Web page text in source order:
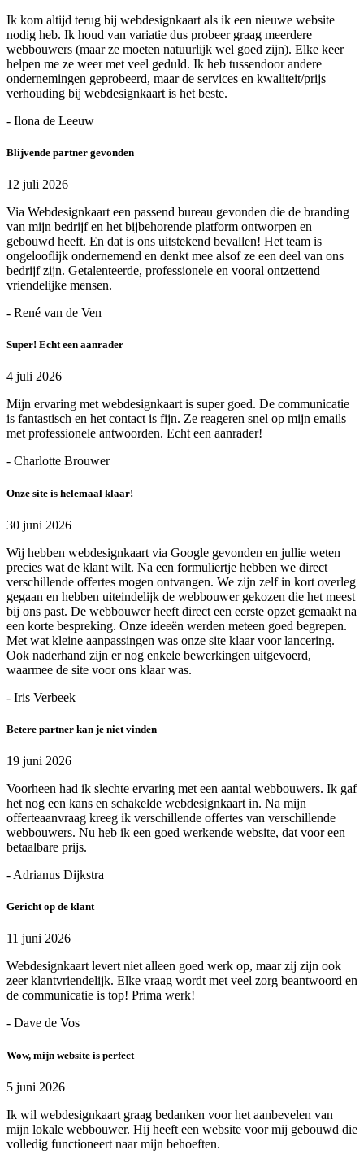
Ik kom altijd terug bij webdesignkaart als ik een nieuwe website
nodig heb. Ik houd van variatie dus probeer graag meerdere
webbouwers (maar ze moeten natuurlijk wel goed zijn). Elke keer
helpen me ze weer met veel geduld. Ik heb tussendoor andere
ondernemingen geprobeerd, maar de services en kwaliteit/prijs
verhouding bij webdesignkaart is het beste.
- Ilona de Leeuw
Blijvende partner gevonden
12 juli 2026
Via Webdesignkaart een passend bureau gevonden die de branding
van mijn bedrijf en het bijbehorende platform ontworpen en
gebouwd heeft. En dat is ons uitstekend bevallen! Het team is
ongelooflijk ondernemend en denkt mee alsof ze een deel van ons
bedrijf zijn. Getalenteerde, professionele en vooral ontzettend
vriendelijke mensen.
- René van de Ven
Super! Echt een aanrader
4 juli 2026
Mijn ervaring met webdesignkaart is super goed. De communicatie
is fantastisch en het contact is fijn. Ze reageren snel op mijn emails
met professionele antwoorden. Echt een aanrader!
- Charlotte Brouwer
Onze site is helemaal klaar!
30 juni 2026
Wij hebben webdesignkaart via Google gevonden en jullie weten
precies wat de klant wilt. Na een formuliertje hebben we direct
verschillende offertes mogen ontvangen. We zijn zelf in kort overleg
gegaan en hebben uiteindelijk de webbouwer gekozen die het meest
bij ons past. De webbouwer heeft direct een eerste opzet gemaakt na
een korte bespreking. Onze ideeën werden meteen goed begrepen.
Met wat kleine aanpassingen was onze site klaar voor lancering.
Ook naderhand zijn er nog enkele bewerkingen uitgevoerd,
waarmee de site voor ons klaar was.
- Iris Verbeek
Betere partner kan je niet vinden
19 juni 2026
Voorheen had ik slechte ervaring met een aantal webbouwers. Ik gaf
het nog een kans en schakelde webdesignkaart in. Na mijn
offerteaanvraag kreeg ik verschillende offertes van verschillende
webbouwers. Nu heb ik een goed werkende website, dat voor een
betaalbare prijs.
- Adrianus Dijkstra
Gericht op de klant
11 juni 2026
Webdesignkaart levert niet alleen goed werk op, maar zij zijn ook
zeer klantvriendelijk. Elke vraag wordt met veel zorg beantwoord en
de communicatie is top! Prima werk!
- Dave de Vos
Wow, mijn website is perfect
5 juni 2026
Ik wil webdesignkaart graag bedanken voor het aanbevelen van
mijn lokale webbouwer. Hij heeft een website voor mij gebouwd die
volledig functioneert naar mijn behoeften.